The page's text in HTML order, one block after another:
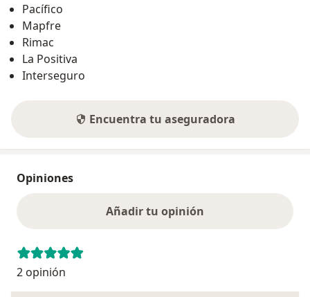
Pacífico
Mapfre
Rimac
La Positiva
Interseguro
Encuentra tu aseguradora
Opiniones
Añadir tu opinión
2 opinión